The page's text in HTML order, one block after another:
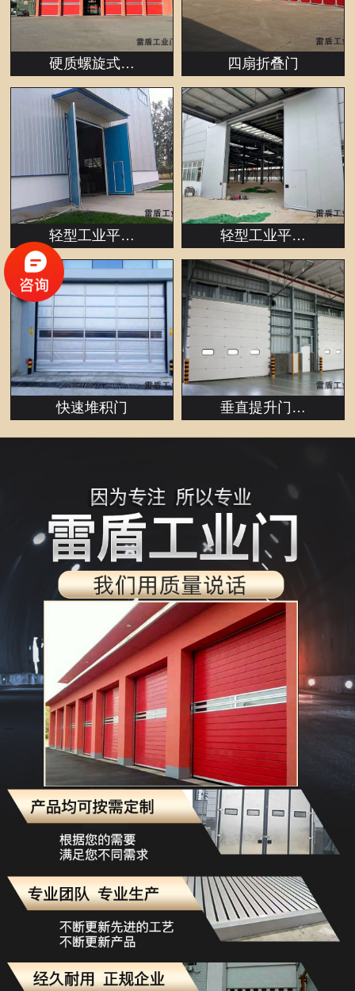
硬质螺旋式… 四扇折叠门
轻型工业平… 轻型工业平…
快速堆积门 垂直提升门…